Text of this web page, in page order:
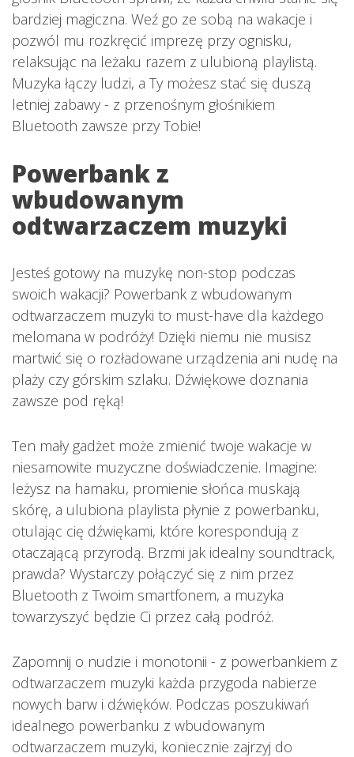
bardziej magiczna. Weź go ze sobą na wakacje i
pozwól mu rozkręcić imprezę przy ognisku,
relaksując na leżaku razem z ulubioną playlistą.
Muzyka łączy ludzi, a Ty możesz stać się duszą
letniej zabawy - z przenośnym głośnikiem
Bluetooth zawsze przy Tobie!
Powerbank z
wbudowanym
odtwarzaczem muzyki
Jesteś gotowy na muzykę non-stop podczas
swoich wakacji? Powerbank z wbudowanym
odtwarzaczem muzyki to must-have dla każdego
melomana w podróży! Dzięki niemu nie musisz
martwić się o rozładowane urządzenia ani nudę na
plaży czy górskim szlaku. Dźwiękowe doznania
zawsze pod ręką!
Ten mały gadżet może zmienić twoje wakacje w
niesamowite muzyczne doświadczenie. Imagine:
leżysz na hamaku, promienie słońca muskają
skórę, a ulubiona playlista płynie z powerbanku,
otulając cię dźwiękami, które korespondują z
otaczającą przyrodą. Brzmi jak idealny soundtrack,
prawda? Wystarczy połączyć się z nim przez
Bluetooth z Twoim smartfonem, a muzyka
towarzyszyć będzie Ci przez całą podróż.
Zapomnij o nudzie i monotonii - z powerbankiem z
odtwarzaczem muzyki każda przygoda nabierze
nowych barw i dźwięków. Podczas poszukiwań
idealnego powerbanku z wbudowanym
odtwarzaczem muzyki, koniecznie zajrzyj do